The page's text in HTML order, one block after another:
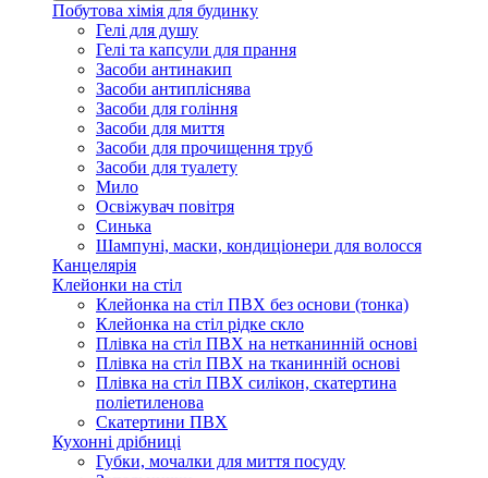
Побутова хімія для будинку
Гелі для душу
Гелі та капсули для прання
Засоби антинакип
Засоби антипліснява
Засоби для гоління
Засоби для миття
Засоби для прочищення труб
Засоби для туалету
Мило
Освіжувач повітря
Синька
Шампуні, маски, кондиціонери для волосся
Канцелярія
Клейонки на стіл
Клейонка на стіл ПВХ без основи (тонка)
Клейонка на стіл рідке скло
Плівка на стіл ПВХ на нетканинній основі
Плівка на стіл ПВХ на тканинній основі
Плівка на стіл ПВХ силікон, скатертина
поліетиленова
Скатертини ПВХ
Кухонні дрібниці
Губки, мочалки для миття посуду